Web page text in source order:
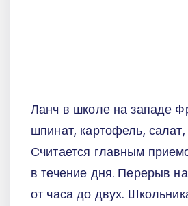
Ланч в школе на западе
шпинат, картофель,
Считается главным
в течение дня. Перерыв
от часа до двух.